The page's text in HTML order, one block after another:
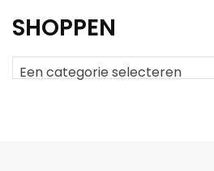
SHOPPEN
Een categorie selecteren